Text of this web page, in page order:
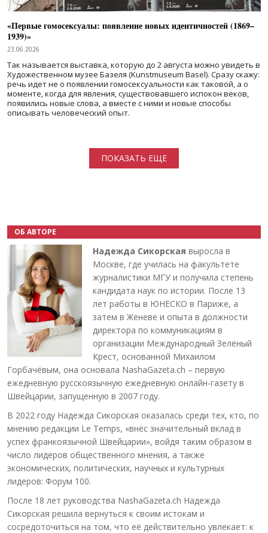
«Первые гомосексуалы: появление новых идентичностей (1869–
1939)»
23.06.2026
Так называется выставка, которую до 2 августа можно увидеть в
Художественном музее Базеля (Kunstmuseum Basel). Сразу скажу:
речь идет не о появлении гомосексуальности как таковой, а о
моменте, когда для явления, существовавшего испокон веков,
появились новые слова, а вместе с ними и новые способы
описывать человеческий опыт.
ПОКАЗАТЬ ЕЩЕ
ОБ АВТОРЕ
Надежда Сикорская выросла в
Москве, где училась на факультете
журналистики МГУ и получила степень
кандидата наук по истории. После 13
лет работы в ЮНЕСКО в Париже, а
затем в Женеве и опыта в должности
директора по коммуникациям в
организации Международный Зелёный
Крест, основанной Михаилом
Горбачёвым, она основала NashaGazeta.ch – первую
ежедневную русскоязычную ежедневную онлайн-газету в
Швейцарии, запущенную в 2007 году.
В 2022 году Надежда Сикорская оказалась среди тех, кто, по
мнению редакции Le Temps, «внёс значительный вклад в
успех франкоязычной Швейцарии», войдя таким образом в
число лидеров общественного мнения, а также
экономических, политических, научных и культурных
лидеров: Форум 100.
После 18 лет руководства NashaGazeta.ch Надежда
Сикорская решила вернуться к своим истокам и
сосредоточиться на том, что её действительно увлекает: к